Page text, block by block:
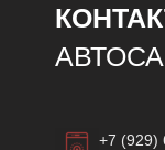
+7 (929)